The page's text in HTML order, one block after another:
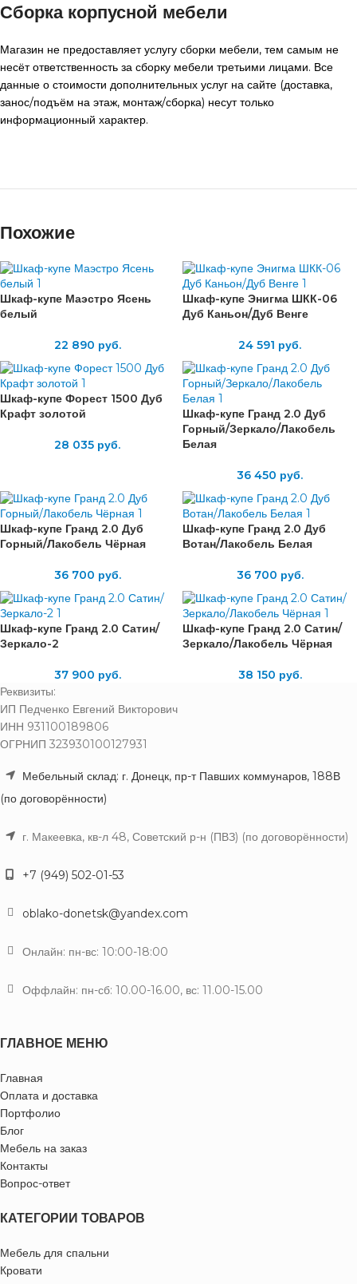
Сборка корпусной мебели
Магазин не предоставляет услугу сборки мебели, тем самым не
несёт ответственность за сборку мебели третьими лицами. Все
данные о стоимости дополнительных услуг на сайте (доставка,
занос/подъём на этаж, монтаж/сборка) несут только
информационный характер.
Похожие
Шкаф-купе Маэстро Ясень
белый
22 890 руб.
Шкаф-купе Энигма ШКК-06
Дуб Каньон/Дуб Венге
24 591 руб.
Шкаф-купе Форест 1500 Дуб
Крафт золотой
28 035 руб.
Шкаф-купе Гранд 2.0 Дуб
Горный/Зеркало/Лакобель
Белая
36 450 руб.
Шкаф-купе Гранд 2.0 Дуб
Горный/Лакобель Чёрная
36 700 руб.
Шкаф-купе Гранд 2.0 Дуб
Вотан/Лакобель Белая
36 700 руб.
Шкаф-купе Гранд 2.0 Сатин/
Зеркало-2
37 900 руб.
Шкаф-купе Гранд 2.0 Сатин/
Зеркало/Лакобель Чёрная
38 150 руб.
Реквизиты:
ИП Педченко Евгений Викторович
ИНН 931100189806
ОГРНИП 323930100127931
Мебельный склад: г. Донецк, пр-т Павших коммунаров, 188В
(по договорённости)
г. Макеевка, кв-л 48, Советский р-н (ПВЗ) (по договорённости)
+7 (949) 502-01-53
oblako-donetsk@yandex.com
Онлайн: пн-вс: 10:00-18:00
Оффлайн: пн-сб: 10.00-16.00, вс: 11.00-15.00
ГЛАВНОЕ МЕНЮ
Главная
Оплата и доставка
Портфолио
Блог
Мебель на заказ
Контакты
Вопрос-ответ
КАТЕГОРИИ ТОВАРОВ
Мебель для спальни
Кровати